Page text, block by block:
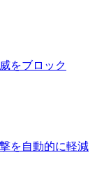
をブロック
を自動的に軽減